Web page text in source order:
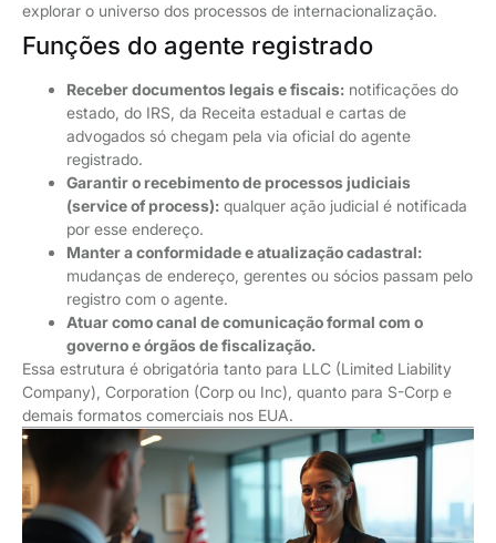
explorar o universo dos processos de internacionalização.
Funções do agente registrado
Receber documentos legais e fiscais: notificações do
estado, do IRS, da Receita estadual e cartas de
advogados só chegam pela via oficial do agente
registrado.
Garantir o recebimento de processos judiciais
(service of process): qualquer ação judicial é notificada
por esse endereço.
Manter a conformidade e atualização cadastral:
mudanças de endereço, gerentes ou sócios passam pelo
registro com o agente.
Atuar como canal de comunicação formal com o
governo e órgãos de fiscalização.
Essa estrutura é obrigatória tanto para LLC (Limited Liability
Company), Corporation (Corp ou Inc), quanto para S-Corp e
demais formatos comerciais nos EUA.